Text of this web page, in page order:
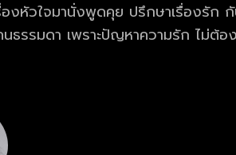
องหัวใจมานั่งพูดคุย ปรึกษาเรื่องรัก
รรมดา เพราะปัญหาความรัก ไม่ต้อ
ำให้เรารู้ว่า เราควรจัดการกับปัญหา